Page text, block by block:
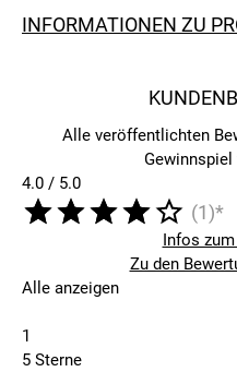
INFORMATIONEN ZU
Alle veröffentlichten
4.0 / 5.0
(1)*
Infos
Zu den
Alle anzeigen
1
5 Sterne